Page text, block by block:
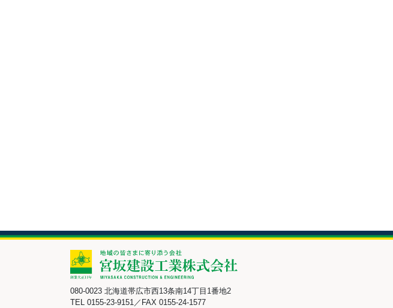
080-0023 北海道帯広市西13条南14丁目1番地2
TEL 0155-23-9151／FAX 0155-24-1577